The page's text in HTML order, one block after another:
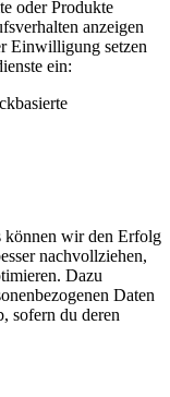
oder Produkte
anzeigen
Einwilligung setzen
ein:
können wir den Erfolg
nachvollziehen,
Dazu
Daten
sofern du deren